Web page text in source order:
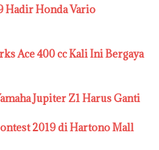
Hadir Honda Vario
Ace 400 cc Kali Ini Bergaya
Jupiter Z1 Harus Ganti
2019 di Hartono Mall